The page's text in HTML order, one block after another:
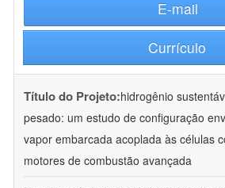
E-mail
Currículo
Título do Projeto:hidrogênio
pesado: um estudo de configuração
vapor embarcada acoplada às células
motores de combustão avançada